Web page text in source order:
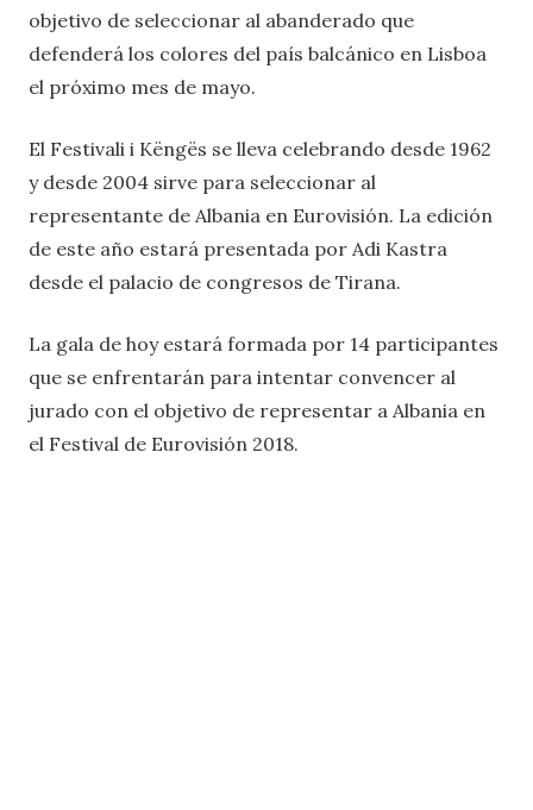
objetivo de seleccionar al abanderado que
defenderá los colores del país balcánico en Lisboa
el próximo mes de mayo.
El Festivali i Këngës se lleva celebrando desde 1962
y desde 2004 sirve para seleccionar al
representante de Albania en Eurovisión. La edición
de este año estará presentada por Adi Kastra
desde el palacio de congresos de Tirana.
La gala de hoy estará formada por 14 participantes
que se enfrentarán para intentar convencer al
jurado con el objetivo de representar a Albania en
el Festival de Eurovisión 2018.